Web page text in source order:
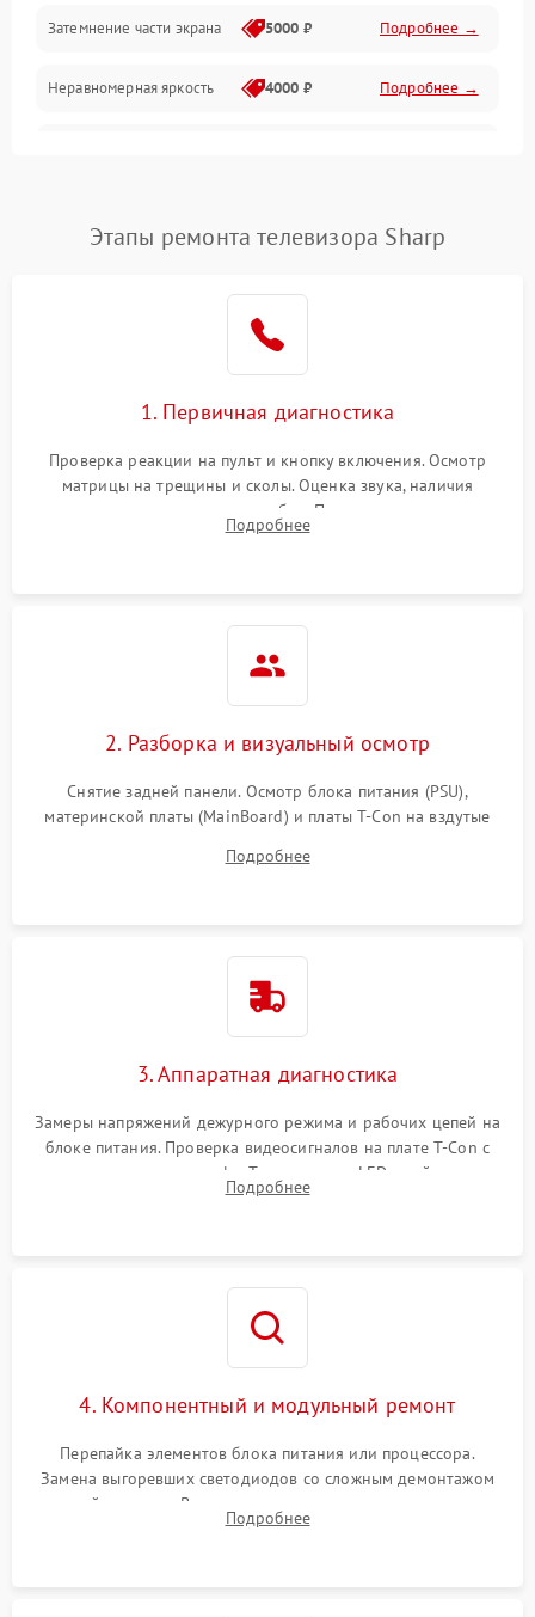
Механические повреждения
Программное обеспечение
Сеть и подключения
Затемнение части экрана 5000 ₽ Подробнее →
Неравномерная яркость 4000 ₽ Подробнее →
Этапы ремонта телевизора Sharp
1. Первичная диагностика
Проверка реакции на пульт и кнопку включения. Осмотр
матрицы на трещины и сколы. Оценка звука, наличия
подсветки и индикаторов ошибок. Подключение тестовых
источников сигнала для выявления симптомов поломки.
Подробнее
2. Разборка и визуальный осмотр
Снятие задней панели. Осмотр блока питания (PSU),
материнской платы (MainBoard) и платы T-Con на вздутые
Проверка надежности фиксации и целостности шлейфов.
Подробнее
3. Аппаратная диагностика
Замеры напряжений дежурного режима и рабочих цепей на
блоке питания. Проверка видеосигналов на плате T-Con с
помощью осциллографа. Тестирование LED-драйвера и
светодиодных планок подсветки мультиметром.
Подробнее
4. Компонентный и модульный ремонт
Перепайка элементов блока питания или процессора.
Замена выгоревших светодиодов со сложным демонтажом
хрупкой матрицы. Восстановление поврежденных дорожек,
прошивка микросхем памяти EEPROM
Подробнее